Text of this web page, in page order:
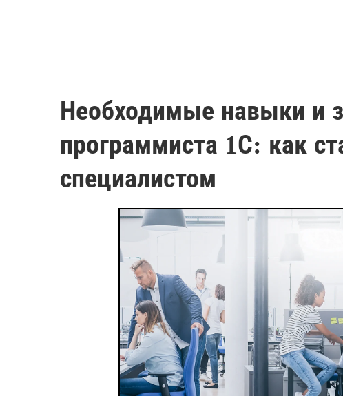
Необходимые навыки и
программиста 1С: как
специалистом